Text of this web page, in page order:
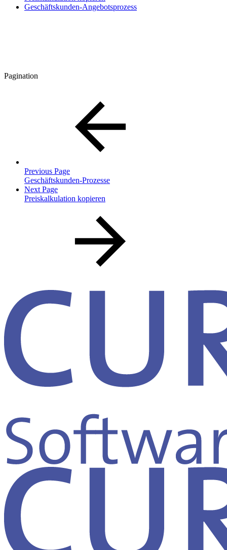
Geschäftskunden-Angebotsprozess
Pagination
Previous Page
Geschäftskunden-Prozesse
Next Page
Preiskalkulation kopieren